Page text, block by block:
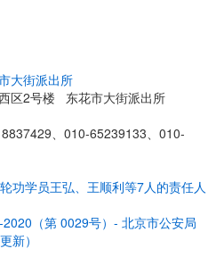
大街派出所
区2号楼 东花市大街派出所
、010-65239133、010-
功学员王弘、王顺利等7人的责任人
（第 0029号）- 北京市公安局
新）